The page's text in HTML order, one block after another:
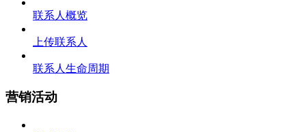
联系人概览
上传联系人
联系人生命周期
营销活动